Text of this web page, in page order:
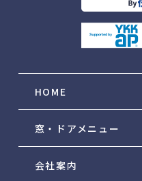
HOME
窓・ドアメニュー
会社案内